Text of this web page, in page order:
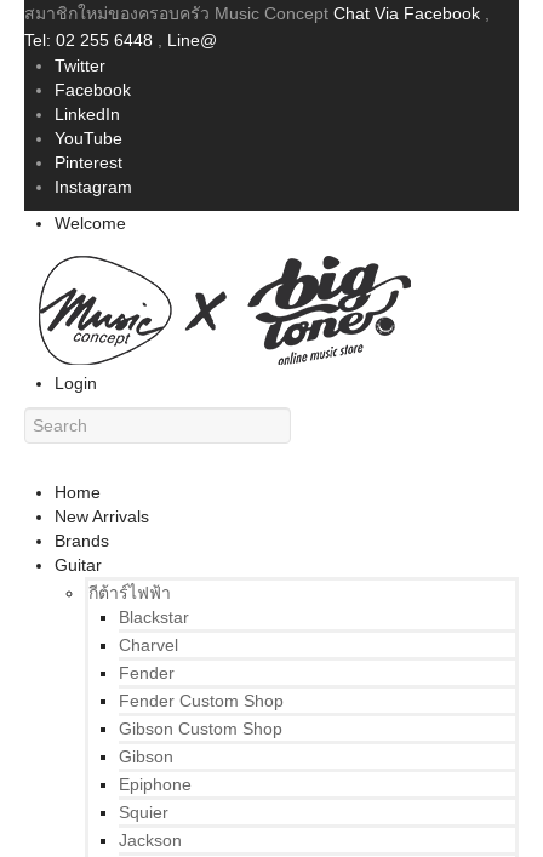
สมาชิกใหม่ของครอบครัว Music Concept Chat Via Facebook
Tel: 02 255 6448
Line@
Twitter
Facebook
LinkedIn
YouTube
Pinterest
Instagram
Welcome
Login
Home
New Arrivals
Brands
Guitar
กีต้าร์ไฟฟ้า
Blackstar
Charvel
Fender
Fender Custom Shop
Gibson Custom Shop
Gibson
Epiphone
Squier
Jackson